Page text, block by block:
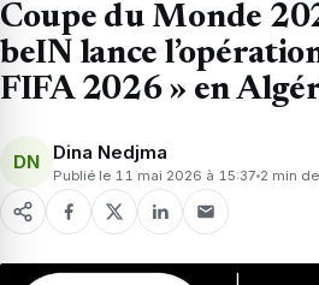
Coupe du Monde
beIN lance
FIFA 2026 » en
DN Dina Nedjma
Publié le 11 mai 2026 à 15:37 2 min